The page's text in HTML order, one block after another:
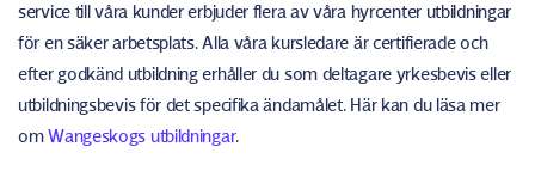
service till våra kunder erbjuder flera av våra hyrcenter utbildningar
för en säker arbetsplats. Alla våra kursledare är certifierade och
efter godkänd utbildning erhåller du som deltagare yrkesbevis eller
utbildningsbevis för det specifika ändamålet. Här kan du läsa mer
omWangeskogs utbildningar.